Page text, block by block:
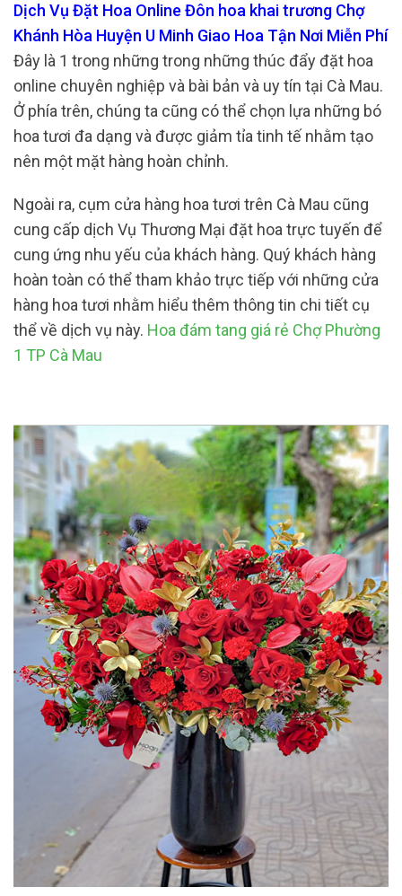
Dịch Vụ Đặt Hoa Online Đôn hoa khai trương Chợ
Khánh Hòa Huyện U Minh Giao Hoa Tận Nơi Miễn Phí
Đây là 1 trong những trong những thúc đẩy đặt hoa
online chuyên nghiệp và bài bản và uy tín tại Cà Mau.
Ở phía trên, chúng ta cũng có thể chọn lựa những bó
hoa tươi đa dạng và được giảm tỉa tinh tế nhằm tạo
nên một mặt hàng hoàn chỉnh.
Ngoài ra, cụm cửa hàng hoa tươi trên Cà Mau cũng
cung cấp dịch Vụ Thương Mại đặt hoa trực tuyến để
cung ứng nhu yếu của khách hàng. Quý khách hàng
hoàn toàn có thể tham khảo trực tiếp với những cửa
hàng hoa tươi nhằm hiểu thêm thông tin chi tiết cụ
thể về dịch vụ này. Hoa đám tang giá rẻ Chợ Phường
1 TP Cà Mau